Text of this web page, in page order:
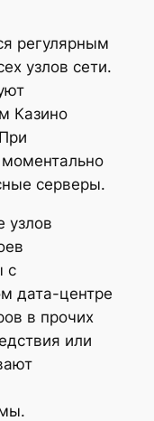
регулярным
узлов сети.
Казино
серверы.
узлов
с
дата-центре
в прочих
или